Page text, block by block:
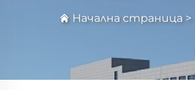
Начална страница>